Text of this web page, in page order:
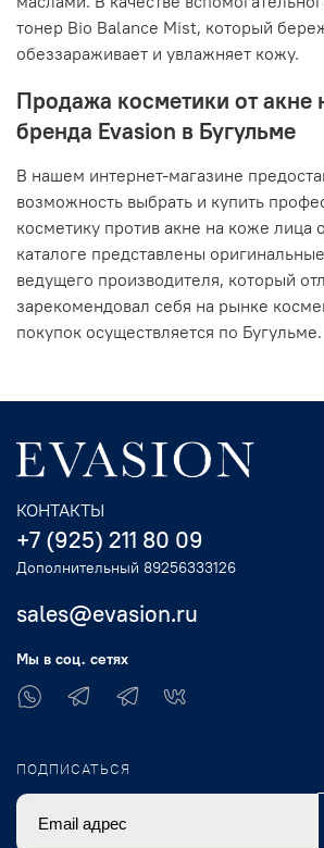
тонер Bio Balance Mist, который
обеззараживает и увлажняет кожу.
Продажа косметики от акне
бренда Evasion в Бугульме
В нашем интернет-магазине
возможность выбрать и купить
косметику против акне на коже лица
каталоге представлены
ведущего производителя, который
зарекомендовал себя на рынке
покупок осуществляется по Бугульме.
КОНТАКТЫ
+7 (925) 211 80 09
Дополнительный 89256333126
sales@evasion.ru
Мы в соц. сетях
ПОДПИСАТЬСЯ